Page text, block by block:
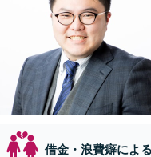
借金・浪費癖によ